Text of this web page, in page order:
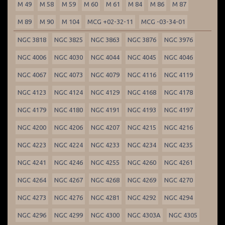
M 49 M 58 M 59 M 60 M 61 M 84 M 86 M 87
M 89 M 90 M 104 MCG +02-32-11 MCG -03-34-01
NGC 3818 NGC 3825 NGC 3863 NGC 3876 NGC 3976
NGC 4006 NGC 4030 NGC 4044 NGC 4045 NGC 4046
NGC 4067 NGC 4073 NGC 4079 NGC 4116 NGC 4119
NGC 4123 NGC 4124 NGC 4129 NGC 4168 NGC 4178
NGC 4179 NGC 4180 NGC 4191 NGC 4193 NGC 4197
NGC 4200 NGC 4206 NGC 4207 NGC 4215 NGC 4216
NGC 4223 NGC 4224 NGC 4233 NGC 4234 NGC 4235
NGC 4241 NGC 4246 NGC 4255 NGC 4260 NGC 4261
NGC 4264 NGC 4267 NGC 4268 NGC 4269 NGC 4270
NGC 4273 NGC 4276 NGC 4281 NGC 4292 NGC 4294
NGC 4296 NGC 4299 NGC 4300 NGC 4303A NGC 4305